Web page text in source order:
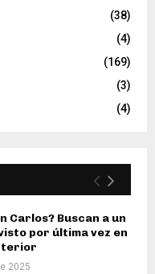
(38)
(4)
(169)
(3)
(4)
Carlos? Buscan a un
por última vez en
2025